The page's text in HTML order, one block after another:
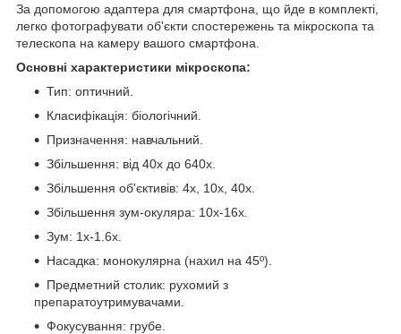
За допомогою адаптера для смартфона, що йде в комплекті,
легко фотографувати об'єкти спостережень та мікроскопа та
телескопа на камеру вашого смартфона.
Основні характеристики мікроскопа:
Тип: оптичний.
Класифікація: біологічний.
Призначення: навчальний.
Збільшення: від 40х до 640х.
Збільшення об'єктивів: 4х, 10х, 40х.
Збільшення зум-окуляра: 10х-16х.
Зум: 1x-1.6x.
Насадка: монокулярна (нахил на 45º).
Предметний столик: рухомий з
препаратоутримувачами.
Фокусування: грубе.